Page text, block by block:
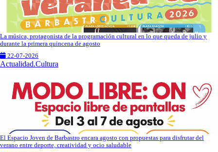
La música, protagonista de la programación cultural en lo que queda de julio y
durante la primera quincena de agosto
22-07-2026
Actualidad.Cultura
El Espacio Joven de Barbastro encara agosto con propuestas para disfrutar del
verano entre deporte, creatividad y ocio saludable